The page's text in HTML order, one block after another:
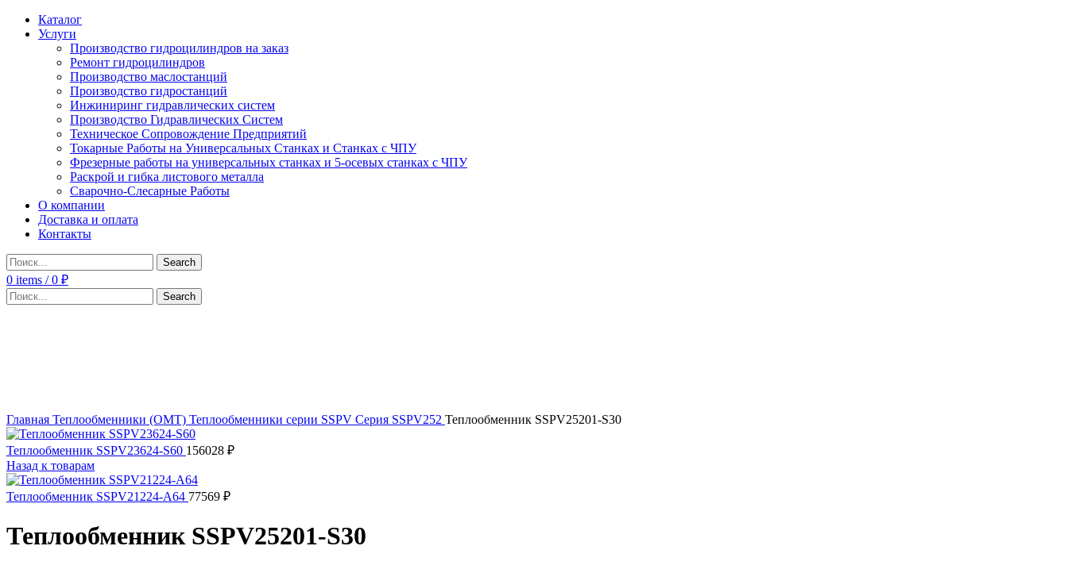
Каталог
Услуги
Производство гидроцилиндров на заказ
Ремонт гидроцилиндров
Производство маслостанций
Производство гидростанций
Инжиниринг гидравлических систем
Производство Гидравлических Систем
Техническое Сопровождение Предприятий
Токарные Работы на Универсальных Станках и Станках с ЧПУ
Фрезерные работы на универсальных станках и 5-осевых станках с ЧПУ
Раскрой и гибка листового металла
Сварочно-Слесарные Работы
О компании
Доставка и оплата
Контакты
Search
0 items / 0 ₽
Search
Главная Теплообменники (OMT) Теплообменники серии SSPV Серия SSPV252 Теплообменник SSPV25201-S30
Теплообменник SSPV23624-S60 156028 ₽
Назад к товарам
Теплообменник SSPV21224-A64 77569 ₽
Теплообменник SSPV25201-S30